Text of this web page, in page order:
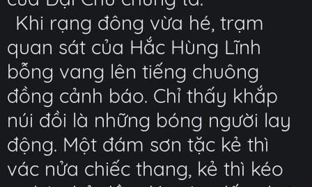
Khi rạng đông vừa hé, trạm
quan sát của Hắc Hùng Lĩnh
bỗng vang lên tiếng chuông
đồng cảnh báo. Chỉ thấy khắp
núi đồi là những bóng người lay
động. Một đám sơn tặc kẻ thì
vác nửa chiếc thang, kẻ thì kéo